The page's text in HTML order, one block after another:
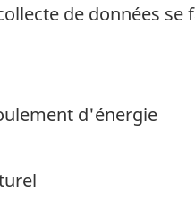
de données
d'énergie